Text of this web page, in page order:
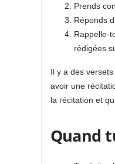
Prends
Réponds
Rappelle-
rédigées
Il y a des versets
avoir une
la récitation et
Quand